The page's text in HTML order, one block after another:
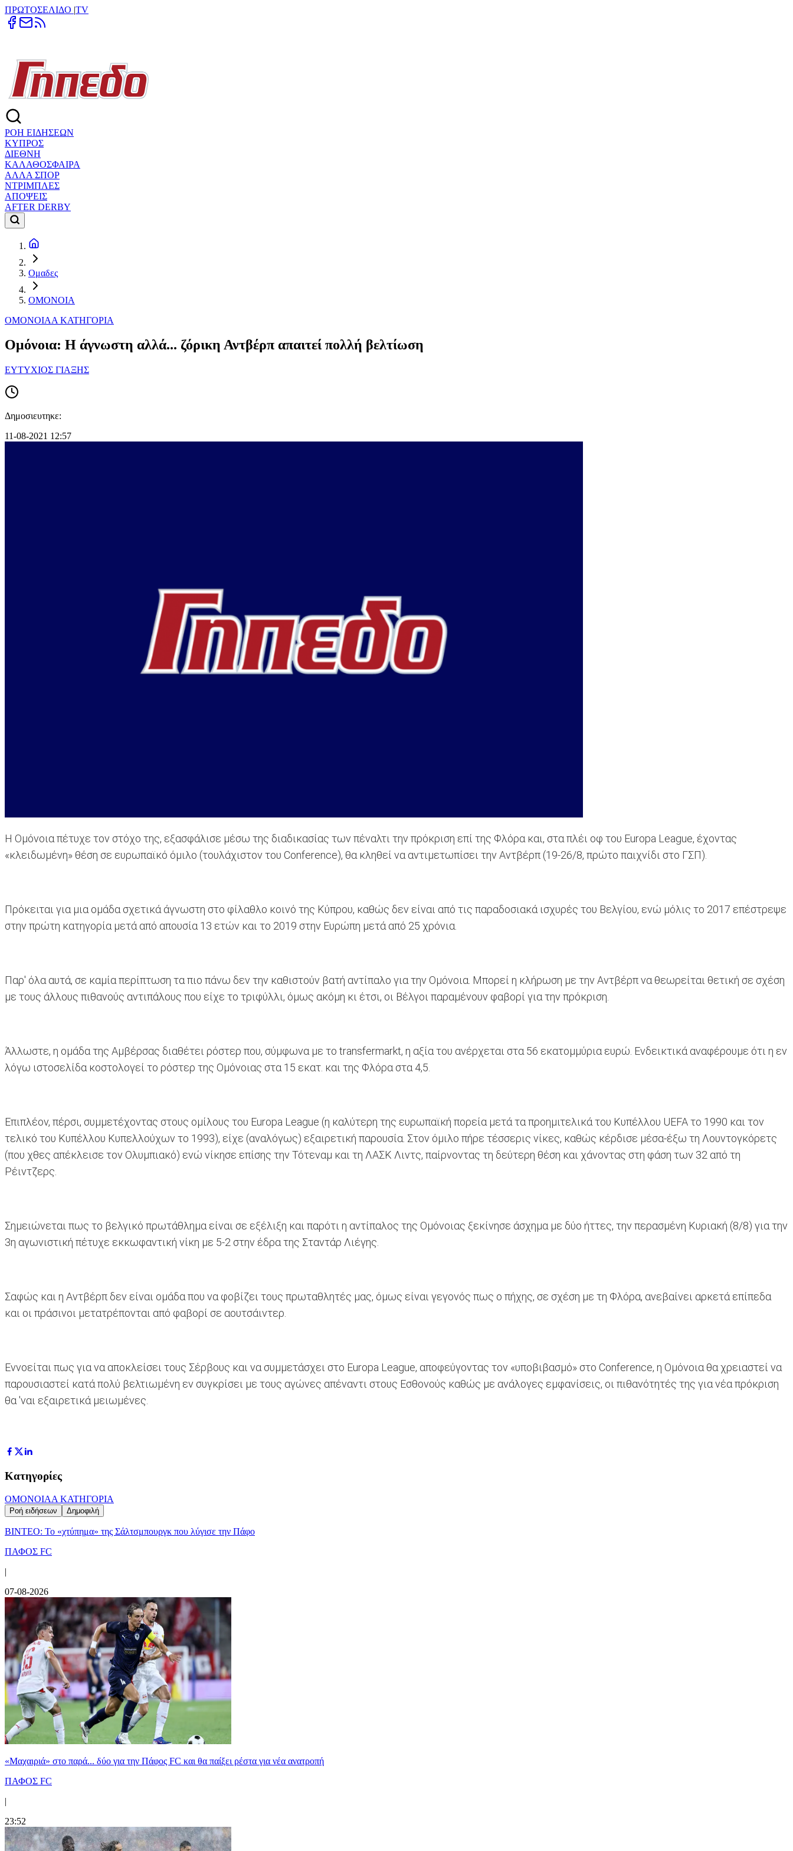
ΠΡΩΤΟΣΕΛΙΔΟ |TV
ΡΟΗ ΕΙΔΗΣΕΩΝ
ΚΥΠΡΟΣ
ΔΙΕΘΝΗ
ΚΑΛΑΘΟΣΦΑΙΡΑ
ΑΛΛΑ ΣΠΟΡ
ΝΤΡΙΜΠΛΕΣ
ΑΠΟΨΕΙΣ
AFTER DERBY
Ομαδες
ΟΜΟΝΟΙΑ
ΟΜΟΝΟΙΑΑ ΚΑΤΗΓΟΡΙΑ
Ομόνοια: Η άγνωστη αλλά... ζόρικη Αντβέρπ απαιτεί πολλή βελτίωση
ΕΥΤΥΧΙΟΣ ΓΙΑΞΗΣ
Δημοσιευτηκε:
11-08-2021 12:57
H Oμόνοια πέτυχε τον στόχο της, εξασφάλισε μέσω της διαδικασίας των πέναλτι την πρόκριση επί της Φλόρα και, στα πλέι οφ του Europa League, έχοντας
«κλειδωμένη» θέση σε ευρωπαϊκό όμιλο (τουλάχιστον του Conference), θα κληθεί να αντιμετωπίσει την Αντβέρπ (19-26/8, πρώτο παιχνίδι στο ΓΣΠ).
Πρόκειται για μια ομάδα σχετικά άγνωστη στο φίλαθλο κοινό της Κύπρου, καθώς δεν είναι από τις παραδοσιακά ισχυρές του Βελγίου, ενώ μόλις το 2017 επέστρεψε
στην πρώτη κατηγορία μετά από απουσία 13 ετών και το 2019 στην Ευρώπη μετά από 25 χρόνια.
Παρ' όλα αυτά, σε καμία περίπτωση τα πιο πάνω δεν την καθιστούν βατή αντίπαλο για την Ομόνοια. Μπορεί η κλήρωση με την Αντβέρπ να θεωρείται θετική σε σχέση
με τους άλλους πιθανούς αντιπάλους που είχε το τριφύλλι, όμως ακόμη κι έτσι, οι Βέλγοι παραμένουν φαβορί για την πρόκριση.
Άλλωστε, η ομάδα της Αμβέρσας διαθέτει ρόστερ που, σύμφωνα με το transfermarkt, η αξία του ανέρχεται στα 56 εκατομμύρια ευρώ. Ενδεικτικά αναφέρουμε ότι η εν
λόγω ιστοσελίδα κοστολογεί το ρόστερ της Ομόνοιας στα 15 εκατ. και της Φλόρα στα 4,5.
Επιπλέον, πέρσι, συμμετέχοντας στους ομίλους του Europa League (η καλύτερη της ευρωπαϊκή πορεία μετά τα προημιτελικά του Κυπέλλου UEFA το 1990 και τον
τελικό του Κυπέλλου Κυπελλούχων το 1993), είχε (αναλόγως) εξαιρετική παρουσία. Στον όμιλο πήρε τέσσερις νίκες, καθώς κέρδισε μέσα-έξω τη Λουντογκόρετς
(που χθες απέκλεισε τον Ολυμπιακό) ενώ νίκησε επίσης την Τότεναμ και τη ΛΑΣΚ Λιντς, παίρνοντας τη δεύτερη θέση και χάνοντας στη φάση των 32 από τη
Ρέιντζερς.
Σημειώνεται πως το βελγικό πρωτάθλημα είναι σε εξέλιξη και παρότι η αντίπαλος της Ομόνοιας ξεκίνησε άσχημα με δύο ήττες, την περασμένη Κυριακή (8/8) για την
3η αγωνιστική πέτυχε εκκωφαντική νίκη με 5-2 στην έδρα της Σταντάρ Λιέγης.
Σαφώς και η Αντβέρπ δεν είναι ομάδα που να φοβίζει τους πρωταθλητές μας, όμως είναι γεγονός πως ο πήχης, σε σχέση με τη Φλόρα, ανεβαίνει αρκετά επίπεδα
και οι πράσινοι μετατρέπονται από φαβορί σε αουτσάιντερ.
Εννοείται πως για να αποκλείσει τους Σέρβους και να συμμετάσχει στο Europa League, αποφεύγοντας τον «υποβιβασμό» στο Conference, η Ομόνοια θα χρειαστεί να
παρουσιαστεί κατά πολύ βελτιωμένη εν συγκρίσει με τους αγώνες απέναντι στους Εσθονούς καθώς με ανάλογες εμφανίσεις, οι πιθανότητές της για νέα πρόκριση
θα 'ναι εξαιρετικά μειωμένες.
Κατηγορίες
ΟΜΟΝΟΙΑΑ ΚΑΤΗΓΟΡΙΑ
Ροή ειδήσεων Δημοφιλή
ΒΙΝΤΕΟ: Το «χτύπημα» της Σάλτσμπουργκ που λύγισε την Πάφο
ΠΑΦΟΣ FC
|
07-08-2026
«Μαχαιριά» στο παρά... δύο για την Πάφος FC και θα παίξει ρέστα για νέα ανατροπή
ΠΑΦΟΣ FC
|
23:52